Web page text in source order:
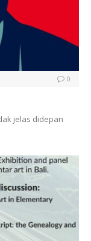
0
jelas didepan